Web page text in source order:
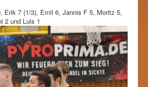
Erik 7 (1/3), Emil 6, Jannis F 5, Moritz 5,
2 und Luis 1